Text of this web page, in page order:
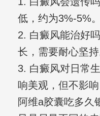
低，约为3%-5%。
2. 白癜风能治好
长，需要耐心坚持
3. 白癜风对日常
响美观，但不影
阿维a胶囊吃多久